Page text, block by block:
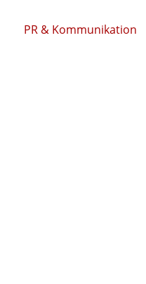
PR & Kommunikation